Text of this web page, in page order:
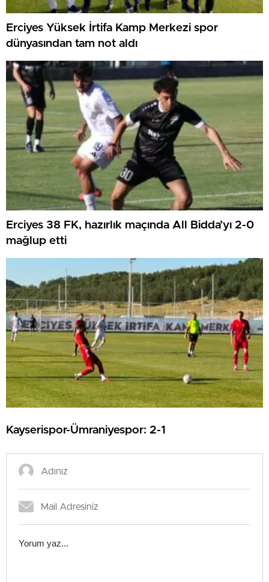
Erciyes Yüksek İrtifa Kamp Merkezi spor
dünyasından tam not aldı
Erciyes 38 FK, hazırlık maçında All Bidda’yı 2-0
mağlup etti
Kayserispor-Ümraniyespor: 2-1